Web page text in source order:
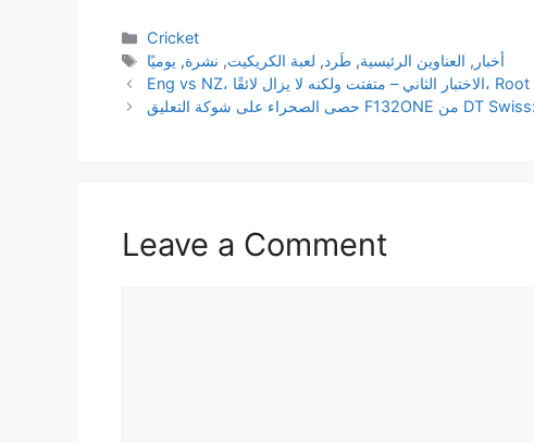
Categories
Cricket
Tags
أخبار , العناوين الرئيسية, طَرد, لعبة الكريكيت, نشرة, يوميًا
Leave a Comment